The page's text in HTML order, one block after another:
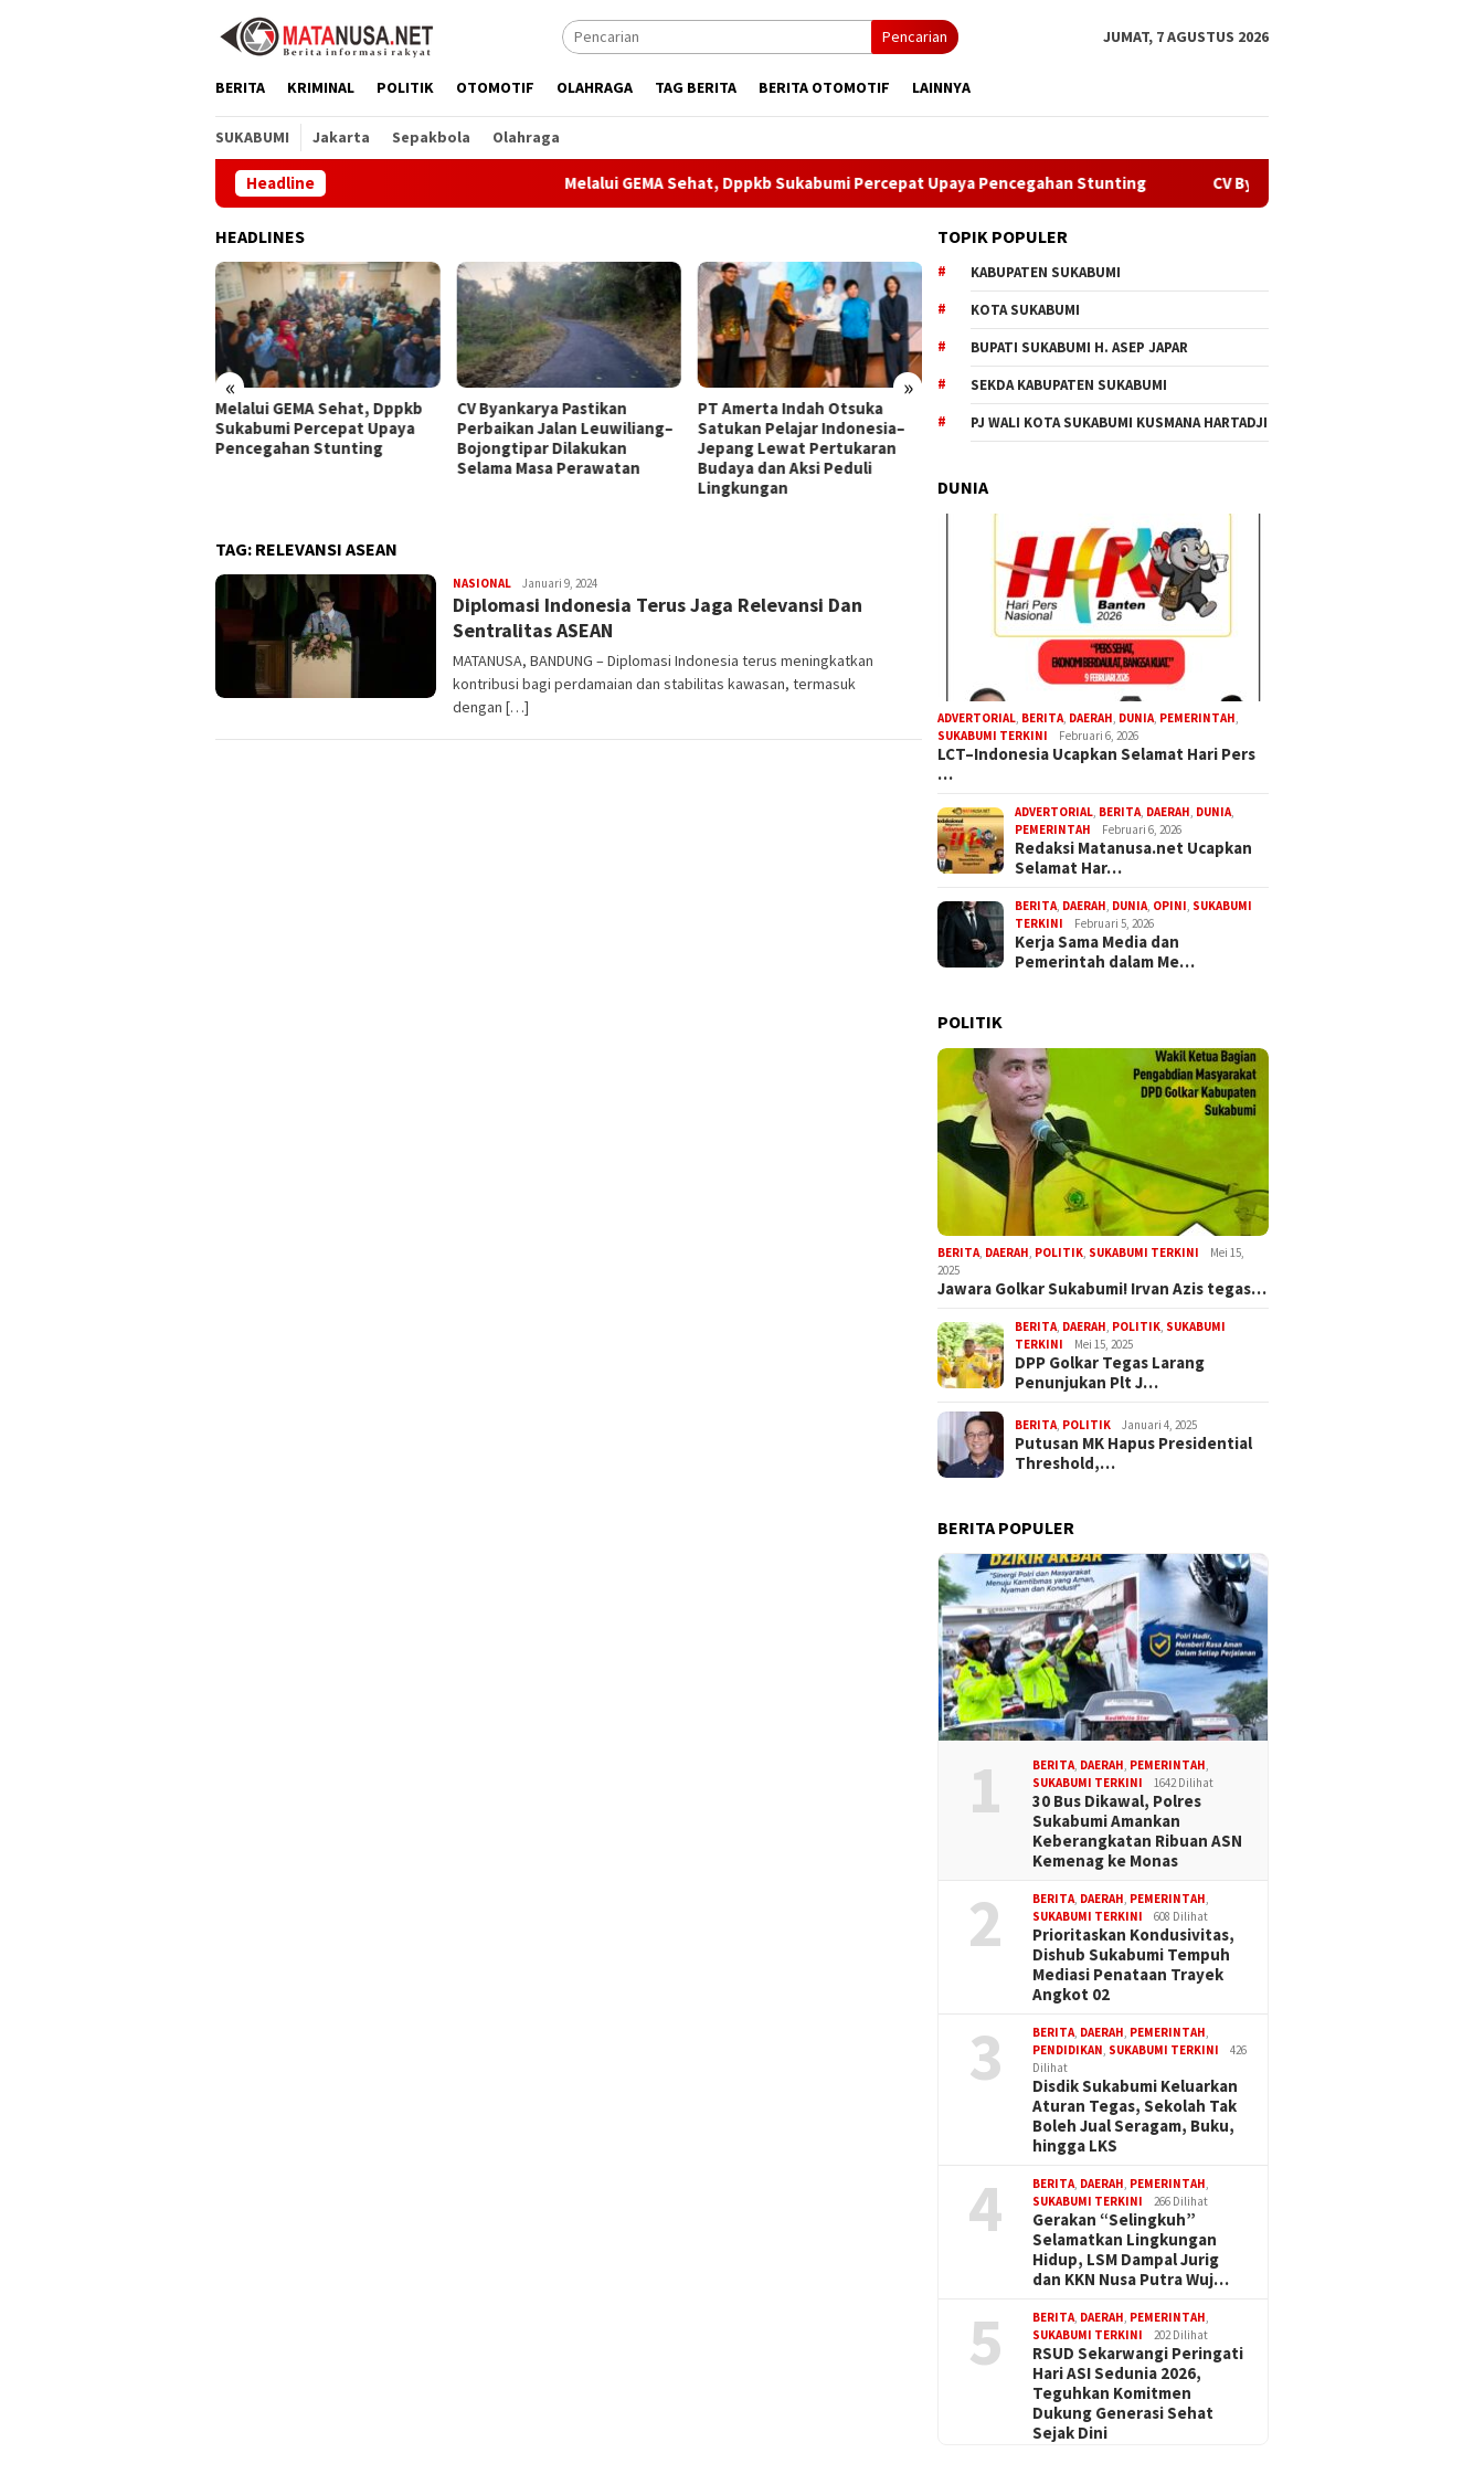
Pencarian JUMAT, 7 AGUSTUS 2026
BERITA KRIMINAL POLITIK OTOMOTIF OLAHRAGA TAG BERITA BERITA OTOMOTIF LAINNYA
SUKABUMI Jakarta Sepakbola Olahraga
Headline Melalui GEMA Sehat, Dppkb Sukabumi Percepat Upaya Pencegahan Stunting CV Byankarya Pastikan Perbaikan Jalan
HEADLINES
« »
CV Byankarya Pastikan
Perbaikan Jalan Leuwiliang–
Bojongtipar Dilakukan
PT Amerta Indah Otsuka
Satukan Pelajar Indonesia–
Jepang Lewat Pertukaran
Budaya dan Aksi Peduli
Museum Keramik dan
Museum Prabu Siliwangi
Resmi Dibuka, Bobby
Maulana Dorong Wisata
Budaya Kota Sukabumi
Dugaan Penyalahgunaan
Narkoba Oknum Kades, Dprd
Minta Tidak Ada Tebang Pilih
Melalui GEMA Sehat, Dppkb
Sukabumi Percepat Upaya
Pencegahan Stunting
TAG: RELEVANSI ASEAN
NASIONALSteven
Darma
Januari 9, 2024
Diplomasi Indonesia Terus Jaga Relevansi Dan
Sentralitas ASEAN
MATANUSA, BANDUNG – Diplomasi Indonesia terus meningkatkan
kontribusi bagi perdamaian dan stabilitas kawasan, termasuk
dengan […]
TOPIK POPULER
KABUPATEN SUKABUMI
KOTA SUKABUMI
BUPATI SUKABUMI H. ASEP JAPAR
SEKDA KABUPATEN SUKABUMI
PJ WALI KOTA SUKABUMI KUSMANA HARTADJI
DUNIA
ADVERTORIAL BERITA DAERAH DUNIA PEMERINTAH
SUKABUMI TERKINI
Februari 6, 2026
LCT–Indonesia Ucapkan Selamat Hari Pers
…
ADVERTORIAL BERITA DAERAH DUNIA
PEMERINTAH
Februari 6, 2026
Redaksi Matanusa.net Ucapkan
Selamat Har…
BERITA DAERAH DUNIA OPINI SUKABUMI
TERKINI
Februari 5, 2026
Kerja Sama Media dan
Pemerintah dalam Me…
POLITIK
BERITA DAERAH POLITIK SUKABUMI TERKINI
Mei 15,
2025
Jawara Golkar Sukabumi! Irvan Azis tegas…
BERITA DAERAH POLITIK SUKABUMI
TERKINI
Mei 15, 2025
DPP Golkar Tegas Larang
Penunjukan Plt J…
BERITA POLITIK Januari 4, 2025
Putusan MK Hapus Presidential
Threshold,…
BERITA POPULER
1 BERITA, DAERAH, PEMERINTAH,
SUKABUMI TERKINI
1642 Dilihat
30 Bus Dikawal, Polres
Sukabumi Amankan
Keberangkatan Ribuan ASN
Kemenag ke Monas
2 BERITA, DAERAH, PEMERINTAH,
SUKABUMI TERKINI
608 Dilihat
Prioritaskan Kondusivitas,
Dishub Sukabumi Tempuh
Mediasi Penataan Trayek
Angkot 02
3 BERITA, DAERAH, PEMERINTAH,
PENDIDIKAN, SUKABUMI TERKINI
426
Dilihat
Disdik Sukabumi Keluarkan
Aturan Tegas, Sekolah Tak
Boleh Jual Seragam, Buku,
hingga LKS
4 BERITA, DAERAH, PEMERINTAH,
SUKABUMI TERKINI
266 Dilihat
Gerakan “Selingkuh”
Selamatkan Lingkungan
Hidup, LSM Dampal Jurig
dan KKN Nusa Putra Wuj…
5 BERITA, DAERAH, PEMERINTAH,
SUKABUMI TERKINI
202 Dilihat
RSUD Sekarwangi Peringati
Hari ASI Sedunia 2026,
Teguhkan Komitmen
Dukung Generasi Sehat
Sejak Dini